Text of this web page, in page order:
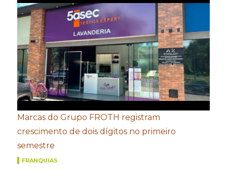
Marcas do Grupo FROTH registram
crescimento de dois dígitos no primeiro
semestre
FRANQUIAS